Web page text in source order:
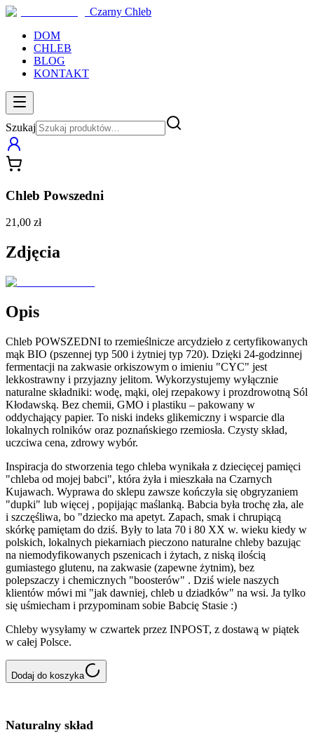
Czarny Chleb
DOM
CHLEB
BLOG
KONTAKT
Szukaj
Chleb Powszedni
21,00 zł
Zdjęcia
Opis
Chleb POWSZEDNI to rzemieślnicze arcydzieło z certyfikowanych
mąk BIO (pszennej typ 500 i żytniej typ 720). Dzięki 24-godzinnej
fermentacji na zakwasie orkiszowym o imieniu "CYC" jest
lekkostrawny i przyjazny jelitom. Wykorzystujemy wyłącznie
naturalne składniki: wodę, mąki, olej rzepakowy i prozdrowotną Sól
Kłodawską. Bez chemii, GMO i plastiku – pakowany w
oddychający papier. To niski indeks glikemiczny i wsparcie dla
lokalnych rolników oraz poznańskiego rzemiosła. Czysty skład,
uczciwa cena, zdrowy wybór.
Inspiracja do stworzenia tego chleba wynikała z dziecięcej pamięci
"chleba od mojej babci", która żyła i mieszkała na Czarnych
Kujawach. Wyprawa do sklepu zawsze kończyła się obgryzaniem
"dupki" lub więcej , popijając maślanką. Babcia była trochę zła, ale
i szczęśliwa, bo "dziecko ma apetyt. Zapach, smak i chrupiącą
skórkę pamiętam do dziś. Były to lata 70 i 80 XX w. wieku kiedy w
polskich, lokalnych piekarniach pieczono naturalne chleby bazując
na niemodyfikowanych pszenicach i żytach, z niską ilością
gumiastego glutenu, na zakwasie (zapewne żytnim), bez
polepszaczy i chemicznych "boosterów" . Dziś wiele naszych
klientów mówi mi "jak dawniej, chleb u dziadków" na wsi. Ja tylko
się uśmiecham i przypominam sobie Babcię Stasie :)
Chleby wysyłamy w czwartek przez INPOST, z dostawą w piątek
w całej Polsce.
Dodaj do koszyka
Naturalny skład